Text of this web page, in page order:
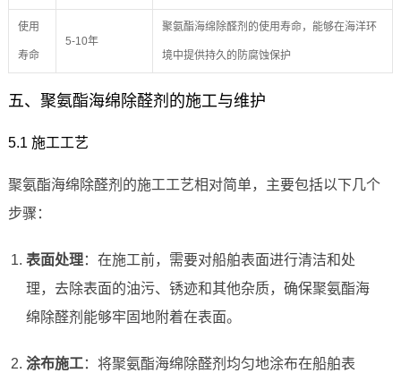
使用
寿命
5-10年
聚氨酯海绵除醛剂的使用寿命，能够在海洋环
境中提供持久的防腐蚀保护
五、聚氨酯海绵除醛剂的施工与维护
5.1 施工工艺
聚氨酯海绵除醛剂的施工工艺相对简单，主要包括以下几个
步骤：
表面处理：在施工前，需要对船舶表面进行清洁和处
理，去除表面的油污、锈迹和其他杂质，确保聚氨酯海
绵除醛剂能够牢固地附着在表面。
涂布施工：将聚氨酯海绵除醛剂均匀地涂布在船舶表